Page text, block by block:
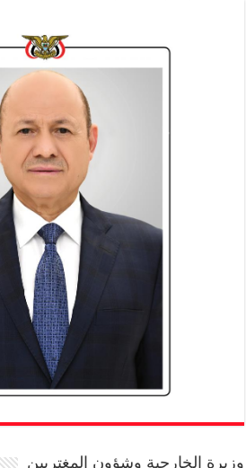
وزيرة الخارجية وشؤون المغتربين